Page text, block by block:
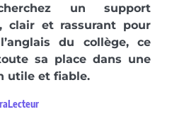
un support
clair et rassurant pour
du collège, ce
sa place dans une
utile et fiable.